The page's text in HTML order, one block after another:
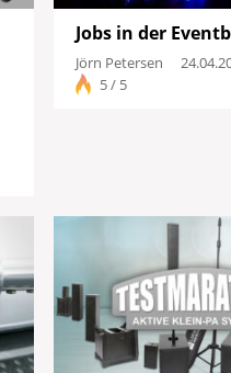
Jobs in der
Jörn Petersen
5 / 5